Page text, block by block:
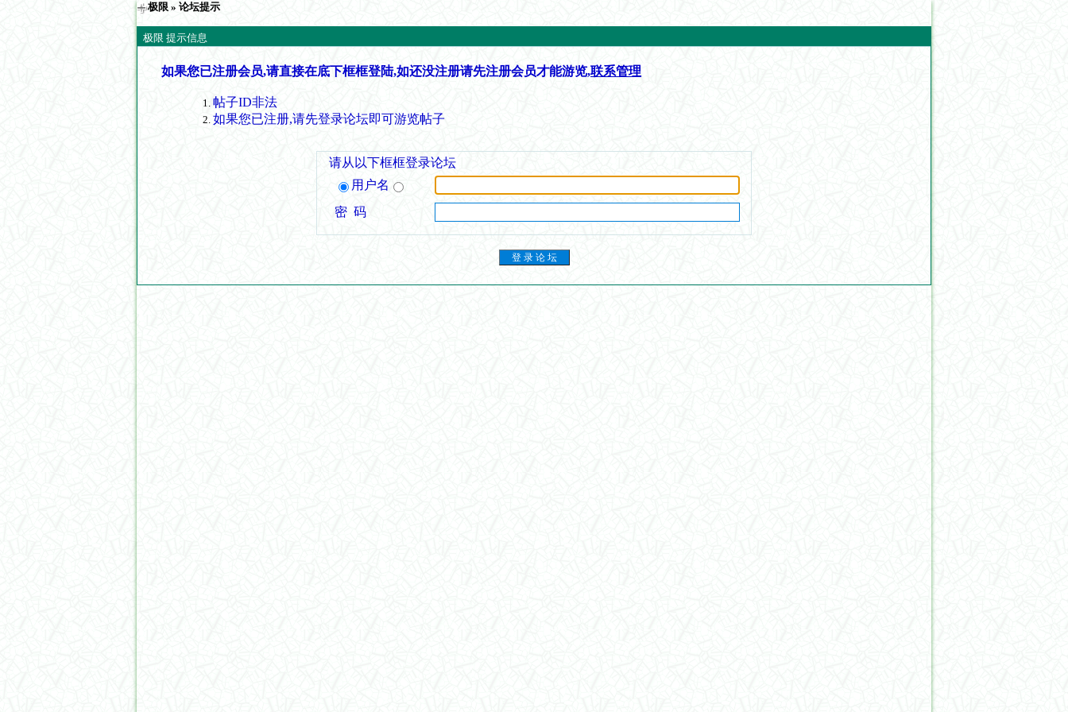
极限 » 论坛提示
极限 提示信息
如果您已注册会员,请直接在底下框框登陆,如还没注册请先注册会员才能游览,联系管理
帖子ID非法
如果您已注册,请先登录论坛即可游览帖子
请从以下框框登录论坛
用户名
密 码